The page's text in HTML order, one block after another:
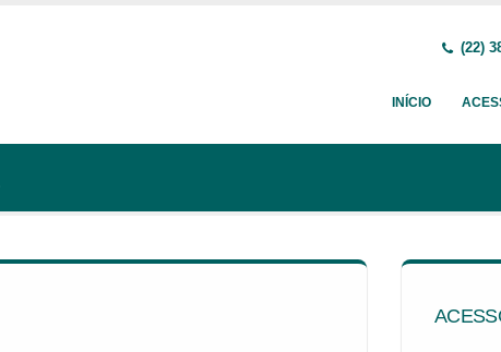
(22)
INÍCIO